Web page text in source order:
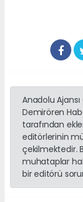
Anadolu Ajansı
Demirören
tarafından
editörlerinin
çekilmektedir.
muhataplar
bir editörü